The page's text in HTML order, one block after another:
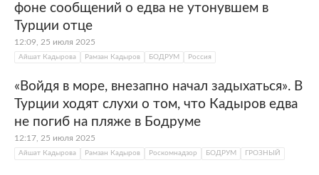
фоне сообщений о едва не утонувшем в
Турции отце
12:09, 25 июля 2025
Айшат Кадырова Рамзан Кадыров БОДРУМ Россия
«Войдя в море, внезапно начал задыхаться». В
Турции ходят слухи о том, что Кадыров едва
не погиб на пляже в Бодруме
12:17, 25 июля 2025
Айшат Кадырова Рамзан Кадыров Роскомнадзор БОДРУМ ГРОЗНЫЙ